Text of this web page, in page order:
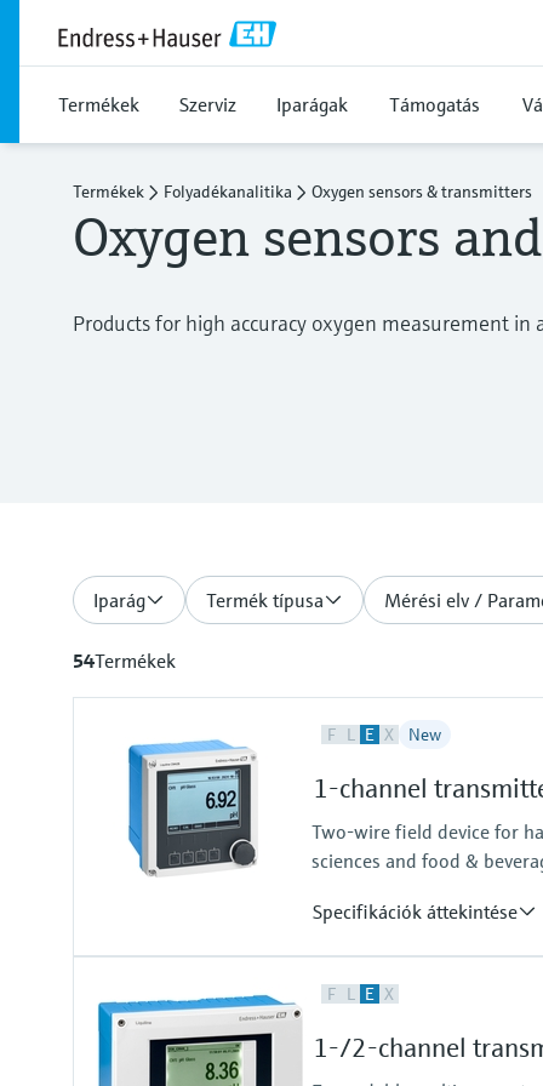
Termékek Szerviz Iparágak Támogatás
Termékek Folyadékanalitika Oxygen sensors & transmitters
Oxygen sensors
Products for high accuracy oxygen measurement in
Iparág Termék típusa Mérési elv /
54Termékek
F L E X New
1-channel
Two-wire field device for
sciences and food &
Specifikációk áttekintése
Input
Output / communication
4 to 20 mA, HART (optional),
F L E X
1-/2-channel